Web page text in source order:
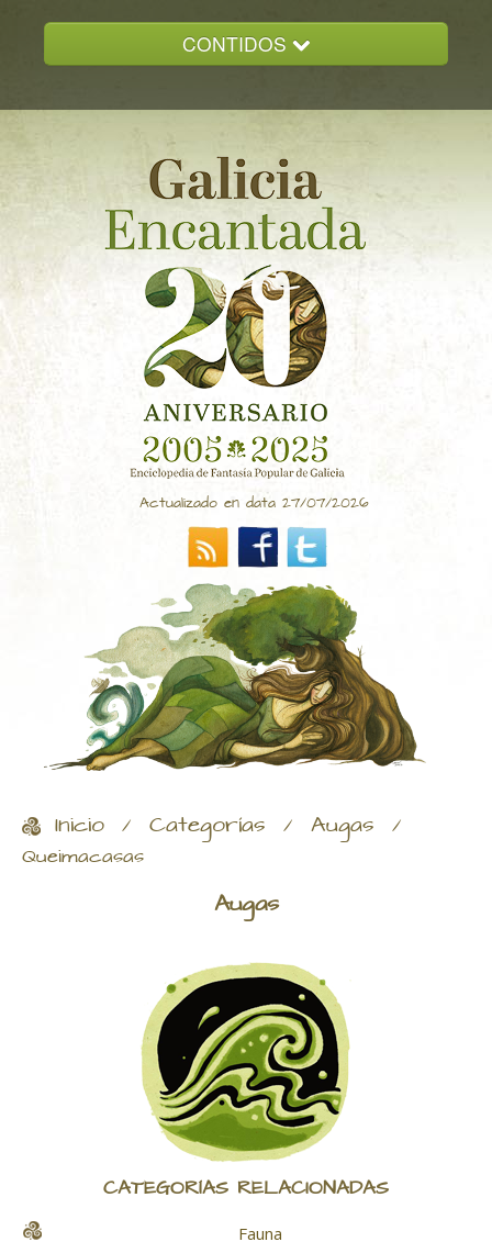
CONTIDOS
GALICIA ENCANTADA
DOCUMENTACION
NOVAS
CONTACTO
Actualizado en data 27/07/2026
Inicio / Categorías / Augas /
Queimacasas
Augas
CATEGORÍAS RELACIONADAS
Fauna